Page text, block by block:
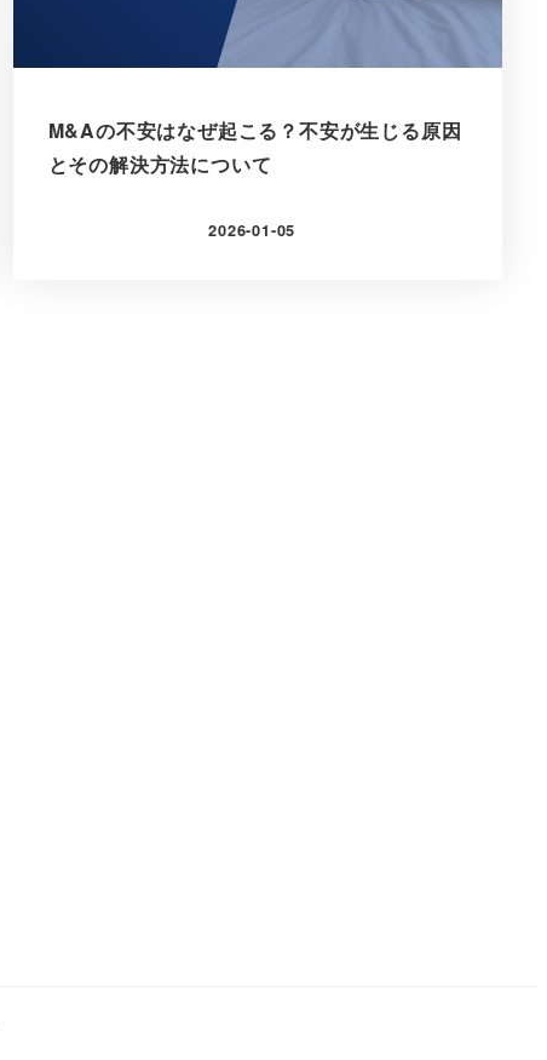
M&Aの不安はなぜ起こる？不安が生じる原因
とその解決方法について
更新日
2026-01-05